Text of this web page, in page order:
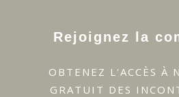
Rejoignez la
OBTENEZ L'ACCÈS À
GRATUIT DES